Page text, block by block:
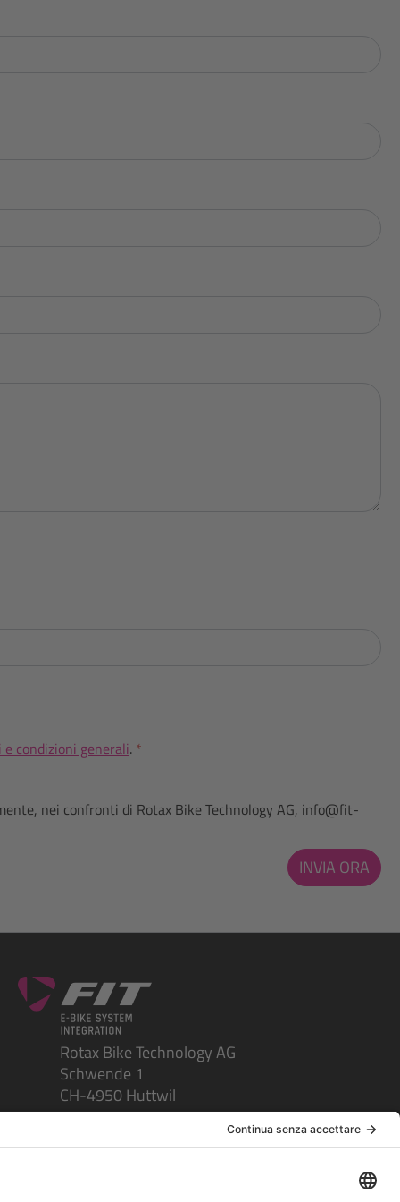
condizioni generali. *
nei confronti di Rotax Bike Technology AG, info@fit-
INVIA ORA
Rotax Bike Technology AG
Schwende 1
CH-4950 Huttwil